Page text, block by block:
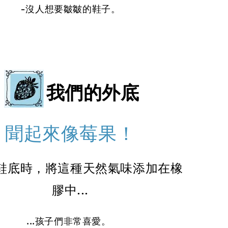
-沒人想要皺皺的鞋子。
我們的外底
聞起來像莓果！
底時，將這種天然氣味添加在橡
膠中...
...孩子們非常喜愛。